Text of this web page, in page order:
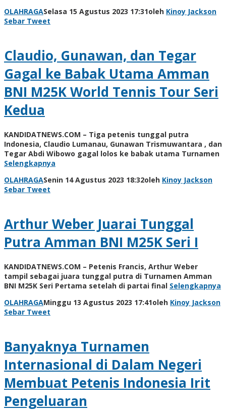
OLAHRAGASelasa 15 Agustus 2023 17:31oleh Kinoy Jackson
Sebar Tweet
Claudio, Gunawan, dan Tegar
Gagal ke Babak Utama Amman
BNI M25K World Tennis Tour Seri
Kedua
KANDIDATNEWS.COM – Tiga petenis tunggal putra
Indonesia, Claudio Lumanau, Gunawan Trismuwantara , dan
Tegar Abdi Wibowo gagal lolos ke babak utama Turnamen
Selengkapnya
OLAHRAGASenin 14 Agustus 2023 18:32oleh Kinoy Jackson
Sebar Tweet
Arthur Weber Juarai Tunggal
Putra Amman BNI M25K Seri I
KANDIDATNEWS.COM – Petenis Francis, Arthur Weber
tampil sebagai juara tunggal putra di Turnamen Amman
BNI M25K Seri Pertama setelah di partai final Selengkapnya
OLAHRAGAMinggu 13 Agustus 2023 17:41oleh Kinoy Jackson
Sebar Tweet
Banyaknya Turnamen
Internasional di Dalam Negeri
Membuat Petenis Indonesia Irit
Pengeluaran